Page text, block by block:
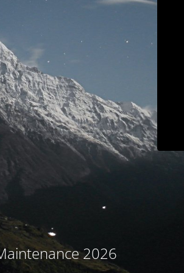
2026